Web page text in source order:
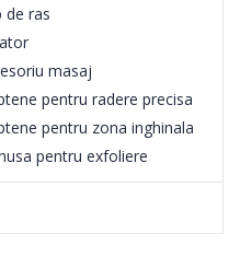
firele de par mai subtiri si
mai personalizat de
manevrare confortabila
in mana ta si ajuta la
Si si arata excelent!
de ras
masaj
pentru radere precisa
pentru zona inghinala
pentru exfoliere